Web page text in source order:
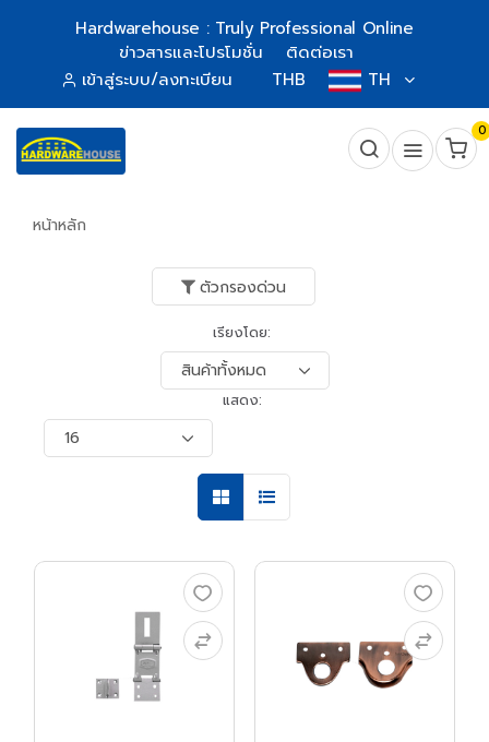
Hardwarehouse : Truly Professional Online
ข่าวสารและโปรโมชั่น
ติดต่อเรา
เข้าสู่ระบบ/ลงทะเบียน
THB TH
0
หน้าหลัก
ตัวกรองด่วน
เรียงโดย:
แสดง: